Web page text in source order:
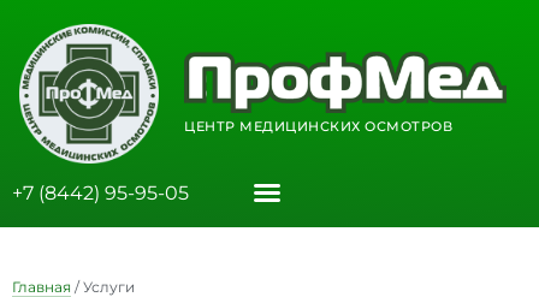
ЦЕНТР МЕДИЦИНСКИХ ОСМОТРОВ
+7 (8442) 95-95-05
Главная /Услуги